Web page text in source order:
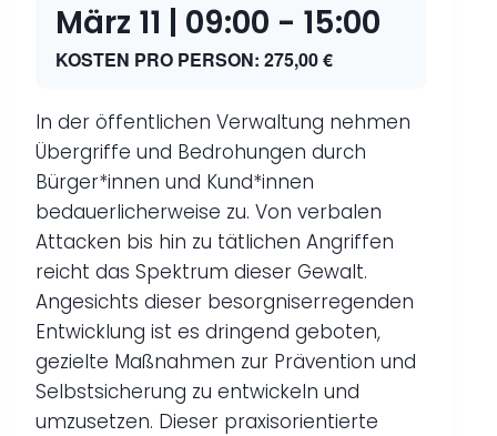
März 11 | 09:00 - 15:00
KOSTEN PRO PERSON: 275,00 €
In der öffentlichen Verwaltung nehmen
Übergriffe und Bedrohungen durch
Bürger*innen und Kund*innen
bedauerlicherweise zu. Von verbalen
Attacken bis hin zu tätlichen Angriffen
reicht das Spektrum dieser Gewalt.
Angesichts dieser besorgniserregenden
Entwicklung ist es dringend geboten,
gezielte Maßnahmen zur Prävention und
Selbstsicherung zu entwickeln und
umzusetzen. Dieser praxisorientierte